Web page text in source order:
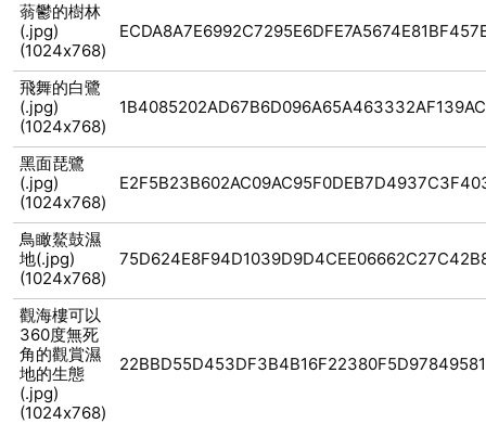
蓊鬱的樹林
(.jpg)
(1024x768)
飛舞的白鷺
(.jpg)
(1024x768)
黑面琵鷺
(.jpg)
(1024x768)
鳥瞰鰲鼓濕
地(.jpg)
(1024x768)
觀海樓可以
360度無死
角的觀賞濕
地的生態
(.jpg)
(1024x768)